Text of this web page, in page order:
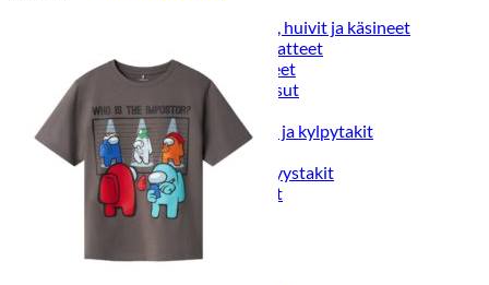
Naisten päähineet, huivit ja käsineet
Naisten yöasut ja alusvaatteet
Naisten alusvaatteet
Sukat ja sukkahousut
Naisten yöasut
Naisten aamutakit ja kylpytakit
Naisten takit
Naisten kevät-ja syystakit
Naisten nahkatakit
Naisten talvitakit
Lasten paidat